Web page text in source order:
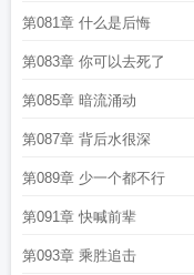
第081章 什么是后悔
第083章 你可以去死了
第085章 暗流涌动
第087章 背后水很深
第089章 少一个都不行
第091章 快喊前辈
第093章 乘胜追击